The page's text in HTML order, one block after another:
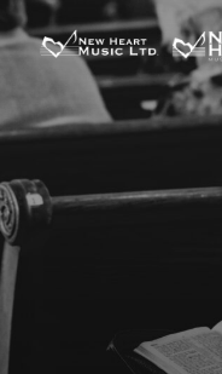
Skip
to